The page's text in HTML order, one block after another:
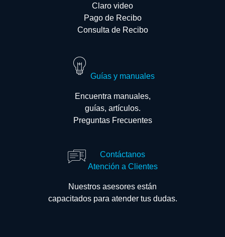
Claro video
Pago de Recibo
Consulta de Recibo
Guías y manuales
Encuentra manuales,
guías, artículos.
Preguntas Frecuentes
Contáctanos
Atención a Clientes
Nuestros asesores están
capacitados para atender tus dudas.